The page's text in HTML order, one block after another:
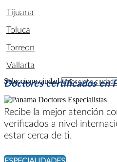
Tijuana
Toluca
Torreon
Vallarta
Seleccione ciudad
Doctores certificados en
Recibe la mejor atención
verificados a nivel
estar cerca de ti.